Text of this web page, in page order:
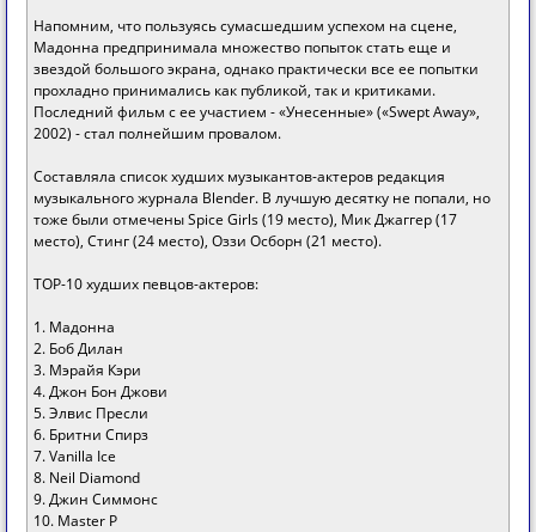
Напомним, что пользуясь сумасшедшим успехом на сцене,
Мадонна предпринимала множество попыток стать еще и
звездой большого экрана, однако практически все ее попытки
прохладно принимались как публикой, так и критиками.
Последний фильм с ее участием - «Унесенные» («Swept Away»,
2002) - стал полнейшим провалом.
Составляла список худших музыкантов-актеров редакция
музыкального журнала Blender. В лучшую десятку не попали, но
тоже были отмечены Spice Girls (19 место), Мик Джаггер (17
место), Стинг (24 место), Оззи Осборн (21 место).
ТОР-10 худших певцов-актеров:
1. Мадонна
2. Боб Дилан
3. Мэрайя Кэри
4. Джон Бон Джови
5. Элвис Пресли
6. Бритни Спирз
7. Vanilla Ice
8. Neil Diamond
9. Джин Симмонс
10. Master P